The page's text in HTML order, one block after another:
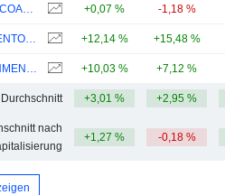
INNER MONGOLIA YITAI COAL CO.,LTD. +0,07 % -1,18 %
PT DIAN SWASTATIKA SENTOSA TBK +12,14 % +15,48 %
SHANXI LU'AN ENVIRONMENTAL ENERGY DEVELOPMENT CO., LTD. +10,03 % +7,12 %
Durchschnitt +3,01 % +2,95 %
nach
+1,27 % -0,18 %